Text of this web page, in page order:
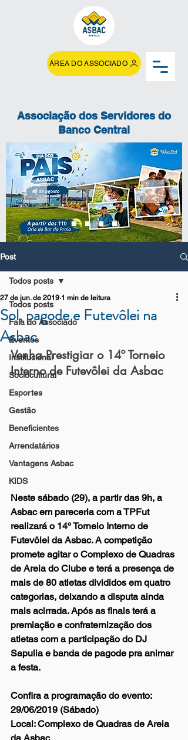
ÁREA DO ASSOCIADO
Associação dos Servidores do
Banco Central
Post
Todos posts
Fala do Associado
Eventos
Institucional
Sociocultural
Esportes
Gestão
Beneficientes
Arrendatários
Vantagens Asbac
KIDS
Todos posts
Sol, pagode e Futevôlei na
Asbac
27 de jun. de 2019 1 min de leitura
Venha Prestigiar o 14º Torneio
Interno de Futevôlei da Asbac
Neste sábado (29), a partir das 9h, a
Asbac em pareceria com a TPFut
realizará o 14º Torneio Interno de
Futevôlei da Asbac. A competição
promete agitar o Complexo de Quadras
de Areia do Clube e terá a presença de
mais de 80 atletas divididos em quatro
categorias, deixando a disputa ainda
mais acirrada. Após as finais terá a
premiação e confraternização dos
atletas com a participação do DJ
Sapulia e banda de pagode pra animar
a festa.
Confira a programação do evento:
29/06/2019 (Sábado)
Local: Complexo de Quadras de Areia
da Asbac